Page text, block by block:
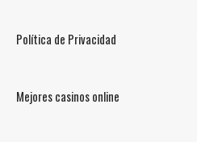
Política de Privacidad
Mejores casinos online